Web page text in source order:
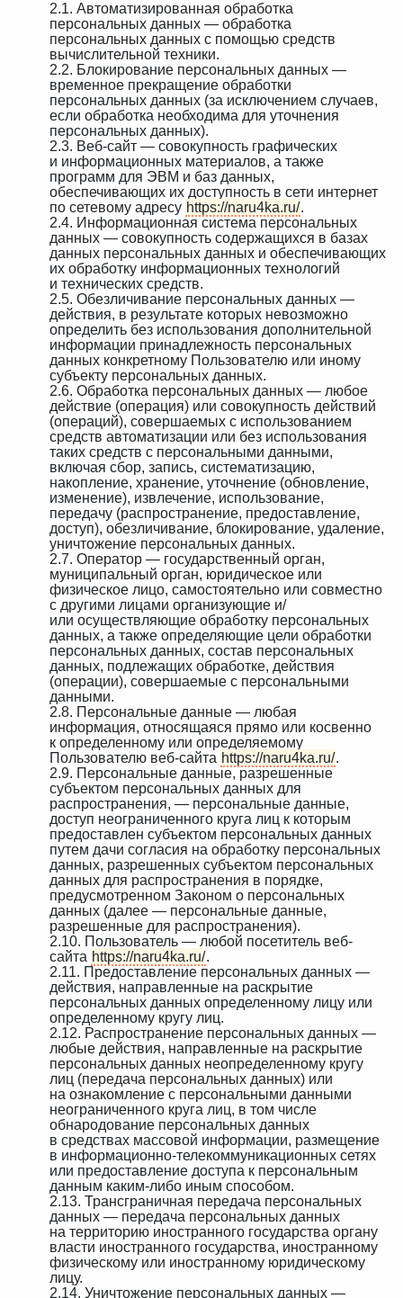
2.1. Автоматизированная обработка
персональных данных — обработка
персональных данных с помощью средств
вычислительной техники.
2.2. Блокирование персональных данных —
временное прекращение обработки
персональных данных (за исключением случаев,
если обработка необходима для уточнения
персональных данных).
2.3. Веб-сайт — совокупность графических
и информационных материалов, а также
программ для ЭВМ и баз данных,
обеспечивающих их доступность в сети интернет
по сетевому адресу https://naru4ka.ru/.
2.4. Информационная система персональных
данных — совокупность содержащихся в базах
данных персональных данных и обеспечивающих
их обработку информационных технологий
и технических средств.
2.5. Обезличивание персональных данных —
действия, в результате которых невозможно
определить без использования дополнительной
информации принадлежность персональных
данных конкретному Пользователю или иному
субъекту персональных данных.
2.6. Обработка персональных данных — любое
действие (операция) или совокупность действий
(операций), совершаемых с использованием
средств автоматизации или без использования
таких средств с персональными данными,
включая сбор, запись, систематизацию,
накопление, хранение, уточнение (обновление,
изменение), извлечение, использование,
передачу (распространение, предоставление,
доступ), обезличивание, блокирование, удаление,
уничтожение персональных данных.
2.7. Оператор — государственный орган,
муниципальный орган, юридическое или
физическое лицо, самостоятельно или совместно
с другими лицами организующие и/
или осуществляющие обработку персональных
данных, а также определяющие цели обработки
персональных данных, состав персональных
данных, подлежащих обработке, действия
(операции), совершаемые с персональными
данными.
2.8. Персональные данные — любая
информация, относящаяся прямо или косвенно
к определенному или определяемому
Пользователю веб-сайта https://naru4ka.ru/.
2.9. Персональные данные, разрешенные
субъектом персональных данных для
распространения, — персональные данные,
доступ неограниченного круга лиц к которым
предоставлен субъектом персональных данных
путем дачи согласия на обработку персональных
данных, разрешенных субъектом персональных
данных для распространения в порядке,
предусмотренном Законом о персональных
данных (далее — персональные данные,
разрешенные для распространения).
2.10. Пользователь — любой посетитель веб-
сайта https://naru4ka.ru/.
2.11. Предоставление персональных данных —
действия, направленные на раскрытие
персональных данных определенному лицу или
определенному кругу лиц.
2.12. Распространение персональных данных —
любые действия, направленные на раскрытие
персональных данных неопределенному кругу
лиц (передача персональных данных) или
на ознакомление с персональными данными
неограниченного круга лиц, в том числе
обнародование персональных данных
в средствах массовой информации, размещение
в информационно-телекоммуникационных сетях
или предоставление доступа к персональным
данным каким-либо иным способом.
2.13. Трансграничная передача персональных
данных — передача персональных данных
на территорию иностранного государства органу
власти иностранного государства, иностранному
физическому или иностранному юридическому
лицу.
2.14. Уничтожение персональных данных —